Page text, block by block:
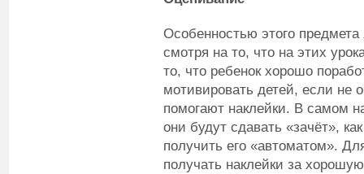
Особенностью этого предмета
смотря на то, что на этих
то, что ребенок хорошо
мотивировать детей, если не
помогают наклейки. В самом
они будут сдавать «зачёт»,
получить его «автоматом».
получать наклейки за